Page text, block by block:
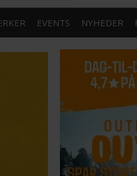
EVENTS NYHEDER